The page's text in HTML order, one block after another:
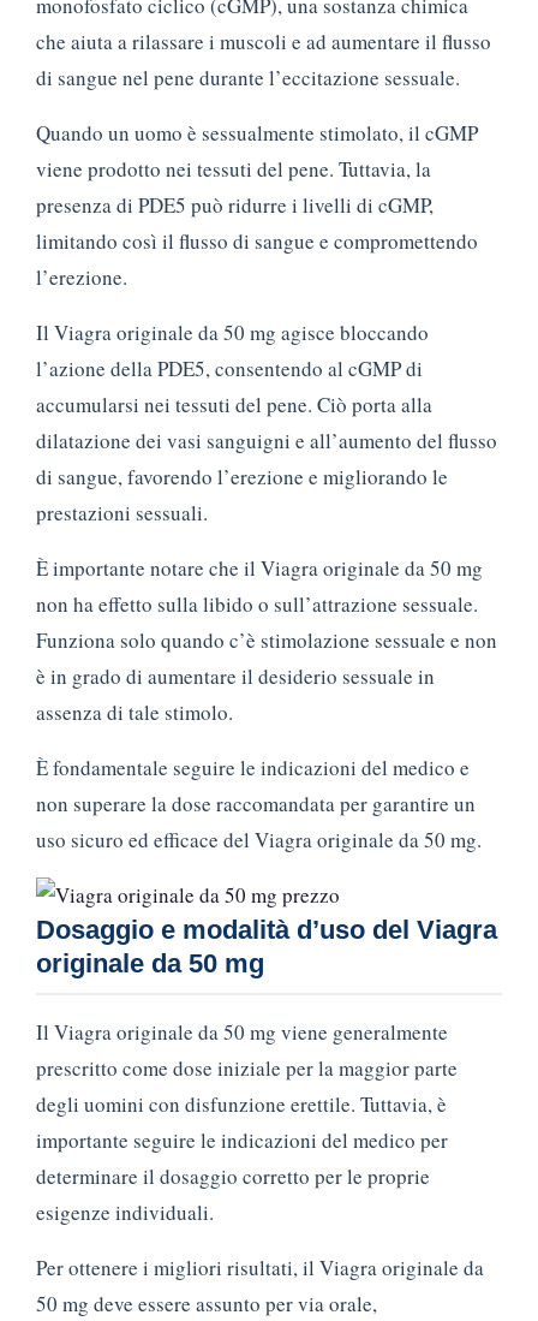
che aiuta a rilassare i muscoli e ad aumentare il flusso
di sangue nel pene durante l’eccitazione sessuale.
Quando un uomo è sessualmente stimolato, il cGMP
viene prodotto nei tessuti del pene. Tuttavia, la
presenza di PDE5 può ridurre i livelli di cGMP,
limitando così il flusso di sangue e compromettendo
l’erezione.
Il Viagra originale da 50 mg agisce bloccando
l’azione della PDE5, consentendo al cGMP di
accumularsi nei tessuti del pene. Ciò porta alla
dilatazione dei vasi sanguigni e all’aumento del flusso
di sangue, favorendo l’erezione e migliorando le
prestazioni sessuali.
È importante notare che il Viagra originale da 50 mg
non ha effetto sulla libido o sull’attrazione sessuale.
Funziona solo quando c’è stimolazione sessuale e non
è in grado di aumentare il desiderio sessuale in
assenza di tale stimolo.
È fondamentale seguire le indicazioni del medico e
non superare la dose raccomandata per garantire un
uso sicuro ed efficace del Viagra originale da 50 mg.
Dosaggio e modalità d’uso del Viagra
originale da 50 mg
Il Viagra originale da 50 mg viene generalmente
prescritto come dose iniziale per la maggior parte
degli uomini con disfunzione erettile. Tuttavia, è
importante seguire le indicazioni del medico per
determinare il dosaggio corretto per le proprie
esigenze individuali.
Per ottenere i migliori risultati, il Viagra originale da
50 mg deve essere assunto per via orale,